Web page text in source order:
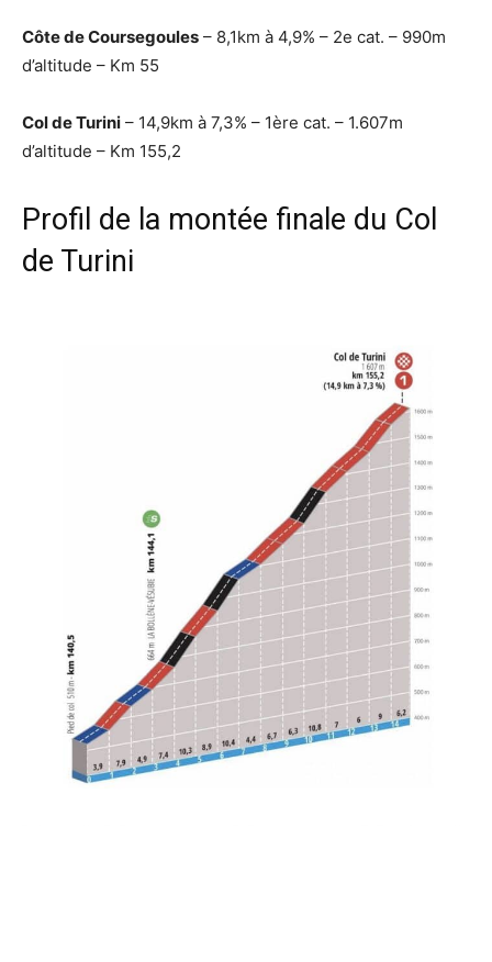
Côte de Coursegoules – 8,1km à 4,9% – 2e cat. – 990m
d’altitude – Km 55
Col de Turini – 14,9km à 7,3% – 1ère cat. – 1.607m
d’altitude – Km 155,2
Profil de la montée finale du Col
de Turini